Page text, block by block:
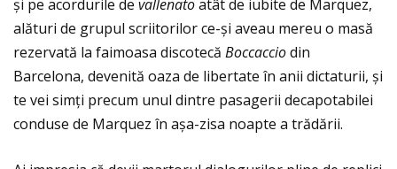
și pe acordurile de vallenatoatât de iubite de Marquez,
alături de grupul scriitorilor ce-și aveau mereu o masă
rezervată la faimoasa discotecă Boccacciodin
Barcelona, devenită oaza de libertate în anii dictaturii, și
te vei simţi precum unul dintre pasagerii decapotabilei
conduse de Marquez în așa-zisa noapte a trădării.